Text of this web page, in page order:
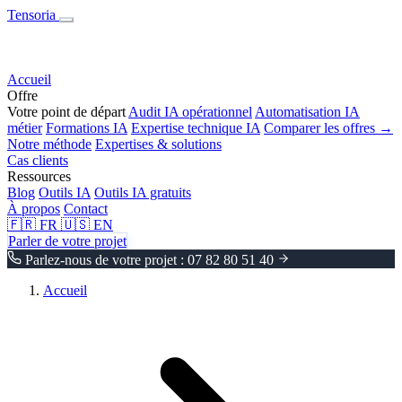
Tensoria
Accueil
Offre
Votre point de départ Audit IA opérationnel Automatisation IA
métier Formations IA Expertise technique IA Comparer les offres →
Notre méthode Expertises & solutions
Cas clients
Ressources
Blog Outils IA Outils IA gratuits
À propos Contact
🇫🇷 FR 🇺🇸 EN
Parler de votre projet
Parlez-nous de votre projet : 07 82 80 51 40
Accueil